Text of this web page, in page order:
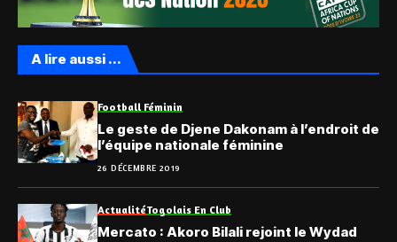
A lire aussi ...
Football Féminin
Le geste de Djene Dakonam à l’endroit de
l’équipe nationale féminine
26 DÉCEMBRE 2019
ActualitéTogolais En Club
Mercato : Akoro Bilali rejoint le Wydad